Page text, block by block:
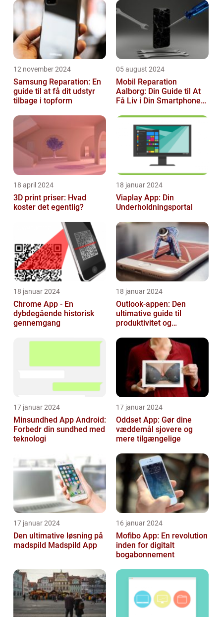
12 november 2024
Samsung Reparation: En
guide til at få dit udstyr
tilbage i topform
05 august 2024
Mobil Reparation
Aalborg: Din Guide til At
Få Liv i Din Smartphone
18 april 2024
3D print priser: Hvad
koster det egentlig?
18 januar 2024
Viaplay App: Din
Underholdningsportal
18 januar 2024
Chrome App - En
dybdegående historisk
gennemgang
18 januar 2024
Outlook-appen: Den
ultimative guide til
produktivitet og
17 januar 2024
Minsundhed App Android:
Forbedr din sundhed med
teknologi
17 januar 2024
Oddset App: Gør dine
væddemål sjovere og
mere tilgængelige
17 januar 2024
Den ultimative løsning på
madspild Madspild App
16 januar 2024
Mofibo App: En revolution
inden for digitalt
bogabonnement